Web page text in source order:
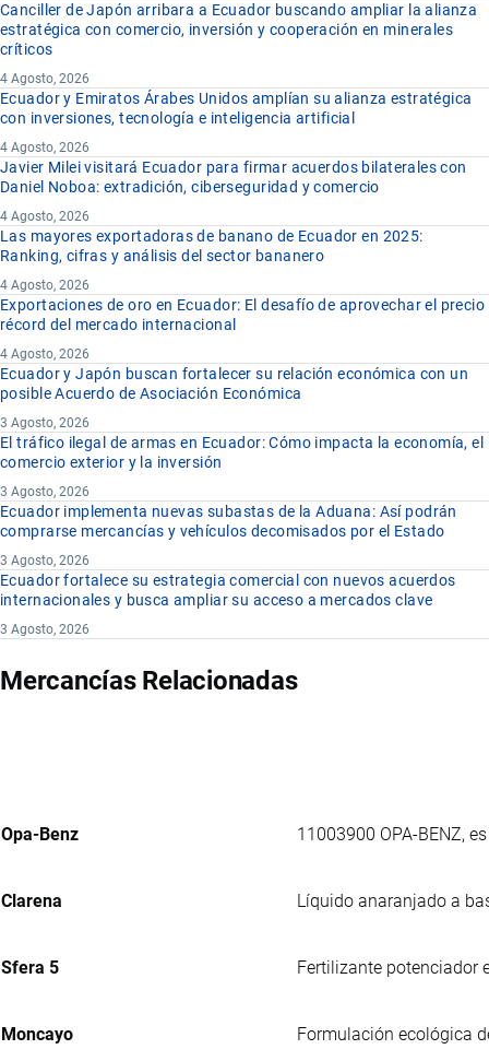
Canciller de Japón arribara a Ecuador buscando ampliar la alianza
estratégica con comercio, inversión y cooperación en minerales
críticos
4 Agosto, 2026
Ecuador y Emiratos Árabes Unidos amplían su alianza estratégica
con inversiones, tecnología e inteligencia artificial
4 Agosto, 2026
Javier Milei visitará Ecuador para firmar acuerdos bilaterales con
Daniel Noboa: extradición, ciberseguridad y comercio
4 Agosto, 2026
Las mayores exportadoras de banano de Ecuador en 2025:
Ranking, cifras y análisis del sector bananero
4 Agosto, 2026
Exportaciones de oro en Ecuador: El desafío de aprovechar el precio
récord del mercado internacional
4 Agosto, 2026
Ecuador y Japón buscan fortalecer su relación económica con un
posible Acuerdo de Asociación Económica
3 Agosto, 2026
El tráfico ilegal de armas en Ecuador: Cómo impacta la economía, el
comercio exterior y la inversión
3 Agosto, 2026
Ecuador implementa nuevas subastas de la Aduana: Así podrán
comprarse mercancías y vehículos decomisados por el Estado
3 Agosto, 2026
Ecuador fortalece su estrategia comercial con nuevos acuerdos
internacionales y busca ampliar su acceso a mercados clave
3 Agosto, 2026
Mercancías Relacionadas
Opa-Benz 11003900 OPA-BENZ,
Clarena Líquido anaranjado a
Sfera 5 Fertilizante potenciador
Moncayo Formulación ecológica